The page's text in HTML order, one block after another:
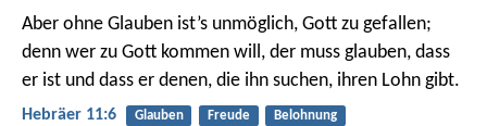
Aber ohne Glauben ist’s unmöglich, Gott zu gefallen;
denn wer zu Gott kommen will, der muss glauben, dass
er ist und dass er denen, die ihn suchen, ihren Lohn gibt.
Hebräer 11:6 Glauben Freude Belohnung